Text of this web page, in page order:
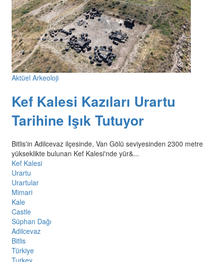
Aktüel Arkeoloji
Kef Kalesi Kazıları Urartu
Tarihine Işık Tutuyor
Bitlis'in Adilcevaz ilçesinde, Van Gölü seviyesinden 2300 metre
yükseklikte bulunan Kef Kalesi'nde yür&...
Kef Kalesi
Urartu
Urartular
Mimari
Kale
Castle
Süphan Dağı
Adilcevaz
Bitlis
Türkiye
Turkey